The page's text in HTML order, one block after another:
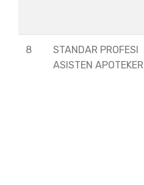
8
STANDAR PROFESI
ASISTEN APOTEKER